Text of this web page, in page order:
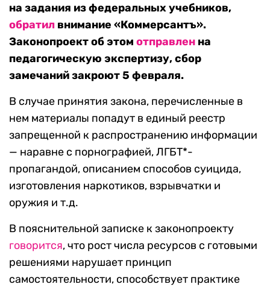
на задания из федеральных учебников,
обратил внимание «Коммерсантъ».
Законопроект об этом отправлен на
педагогическую экспертизу, сбор
замечаний закроют 5 февраля.
В случае принятия закона, перечисленные в
нем материалы попадут в единый реестр
запрещенной к распространению информации
— наравне с порнографией, ЛГБТ*-
пропагандой, описанием способов суицида,
изготовления наркотиков, взрывчатки и
оружия и т.д.
В пояснительной записке к законопроекту
говорится, что рост числа ресурсов с готовыми
решениями нарушает принцип
самостоятельности, способствует практике